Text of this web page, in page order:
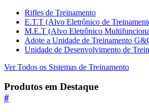
Rifles de Treinamento
E.T.T (Alvo Eletrônico de
M.E.T (Alvo Eletrônico
Adote a Unidade de Treinamento
Unidade de Desenvolvimento de
Ver Todos os Sistemas de Treinamento
Produtos em Destaque
#